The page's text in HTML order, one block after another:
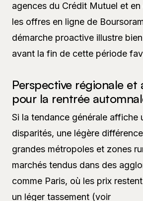
agences du Crédit Mutuel et
les offres en ligne de
démarche proactive illustre bien
avant la fin de cette période
Perspective régionale et
pour la rentrée
Si la tendance générale affiche
disparités, une légère
grandes métropoles et zones
marchés tendus dans des
comme Paris, où les prix
un léger tassement (voir